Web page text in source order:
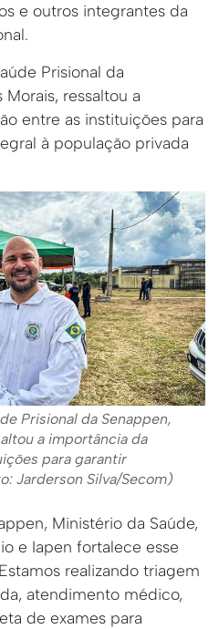
e outros integrantes da
Prisional da
ressaltou a
entre as instituições para
à população privada
Prisional da Senappen,
a importância da
para garantir
Jarderson Silva/Secom)
Ministério da Saúde,
e Iapen fortalece esse
realizando triagem
atendimento médico,
de exames para